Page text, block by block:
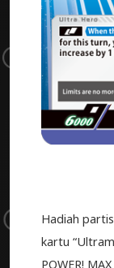
Hadiah
kartu
POWER!